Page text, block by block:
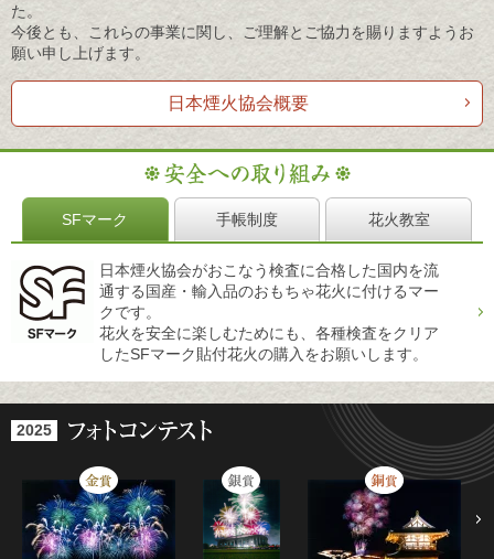
た。
今後とも、これらの事業に関し、ご理解とご協力を賜りますようお
願い申し上げます。
日本煙火協会概要
SFマーク 手帳制度 花火教室
日本煙火協会がおこなう検査に合格した国内を流
通する国産・輸入品のおもちゃ花火に付けるマー
クです。
花火を安全に楽しむためにも、各種検査をクリア
したSFマーク貼付花火の購入をお願いします。
2025